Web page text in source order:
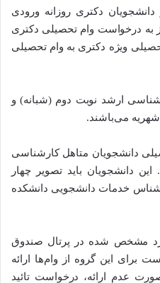
دکتری روزانه ورودی
۹۹، ۴۰۰ و ۴۰۱ مجاز به درخواست وام تحصیلی دکتری
ویژه دکتری به وام تحصیلی
ارشد نوبت دوم (شبانه) و
می‌باشند.
دانشجویان متاهل کارشناسی
دانشجویان باید تصویر چهار
خدمات دانشجویی دانشکده
مشخص شده در پرتال صندوق
برای این گروه از وام‌ها ارائه
عدم ارائه، درخواست تائید